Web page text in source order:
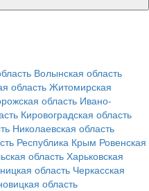
Волынская область
область Житомирская
область Ивано-
Кировоградская область
Николаевская область
Республика Крым Ровенская
область Харьковская
область Черкасская
область